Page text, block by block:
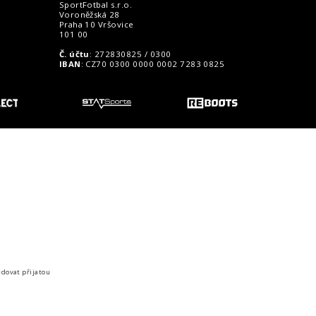
SportFotbal s.r.o.
Voroněžská 28
Praha 10 Vršovice
101 00
Č. účtu : 272830825 / 0300
IBAN : CZ70 0300 0000 0002 7283 0825
přijatou